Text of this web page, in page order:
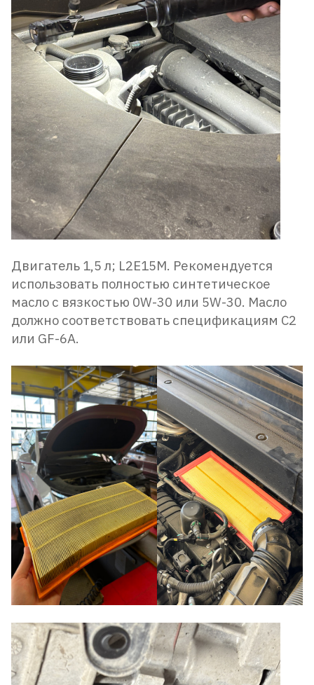
Двигатель 1,5 л; L2E15M. Рекомендуется
использовать полностью синтетическое
масло с вязкостью 0W-30 или 5W-30. Масло
должно соответствовать спецификациям C2
или GF-6A.